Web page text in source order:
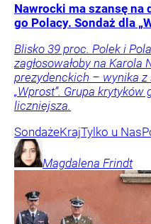
Nawrocki ma szansę na
go Polacy. Sondaż dla
Blisko 39 proc. Polek i
zagłosowałoby na
prezydenckich – wynika z
„Wprost”. Grupa krytyków
liczniejsza.
SondażeKrajTylko u Nas
Magdalena Frindt